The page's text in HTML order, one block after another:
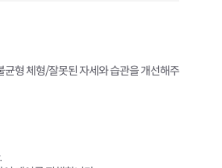
균형 체형/잘못된 자세와 습관을 개선해주